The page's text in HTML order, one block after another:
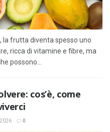
la frutta diventa spesso uno
ricca di vitamine e fibre, ma
possono...
cos’è, come
0